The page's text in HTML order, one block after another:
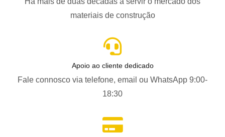
materiais de construção
Apoio ao cliente dedicado
Fale connosco via telefone, email ou WhatsApp 9:00-
18:30